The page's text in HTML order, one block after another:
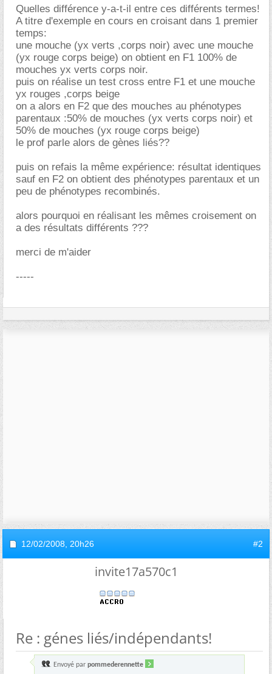
Quelles différence y-a-t-il entre ces différents termes!
A titre d'exemple en cours en croisant dans 1 premier
temps:
une mouche (yx verts ,corps noir) avec une mouche
(yx rouge corps beige) on obtient en F1 100% de
mouches yx verts corps noir.
puis on réalise un test cross entre F1 et une mouche
yx rouges ,corps beige
on a alors en F2 que des mouches au phénotypes
parentaux :50% de mouches (yx verts corps noir) et
50% de mouches (yx rouge corps beige)
le prof parle alors de gènes liés??
puis on refais la même expérience: résultat identiques
sauf en F2 on obtient des phénotypes parentaux et un
peu de phénotypes recombinés.
alors pourquoi en réalisant les mêmes croisement on
a des résultats différents ???
merci de m'aider
-----
12/02/2008, 20h26 #2
invite17a570c1
Re : génes liés/indépendants!
Envoyé par pommederennette